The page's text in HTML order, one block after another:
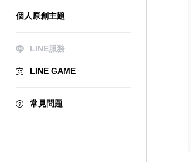
個人原創主題
LINE服務
LINE GAME
常見問題